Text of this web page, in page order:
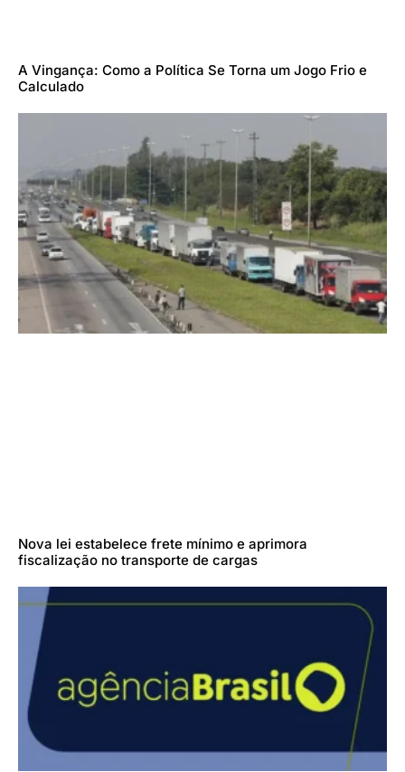
A Vingança: Como a Política Se Torna um Jogo Frio e
Calculado
Nova lei estabelece frete mínimo e aprimora
fiscalização no transporte de cargas